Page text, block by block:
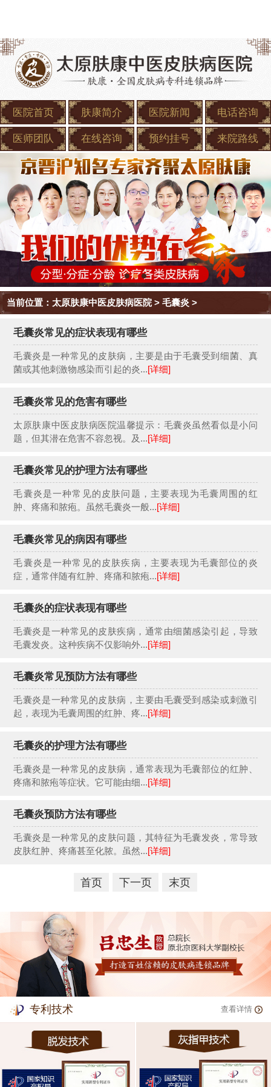
医院首页 肤康简介 医院新闻 电话咨询
医师团队 在线咨询 预约挂号 来院路线
当前位置： 太原肤康中医皮肤病医院>毛囊炎 >
毛囊炎常见的症状表现有哪些
毛囊炎是一种常见的皮肤病，主要是由于毛囊受到细菌、真
菌或其他刺激物感染而引起的炎...[详细]
毛囊炎常见的危害有哪些
太原肤康中医皮肤病医院温馨提示：毛囊炎虽然看似是小问
题，但其潜在危害不容忽视。及...[详细]
毛囊炎常见的护理方法有哪些
毛囊炎是一种常见的皮肤问题，主要表现为毛囊周围的红
肿、疼痛和脓疱。虽然毛囊炎一般...[详细]
毛囊炎常见的病因有哪些
毛囊炎是一种常见的皮肤疾病，主要表现为毛囊部位的炎
症，通常伴随有红肿、疼痛和脓疱...[详细]
毛囊炎的症状表现有哪些
毛囊炎是一种常见的皮肤疾病，通常由细菌感染引起，导致
毛囊发炎。这种疾病不仅影响外...[详细]
毛囊炎常见预防方法有哪些
毛囊炎是一种常见的皮肤病，主要由毛囊受到感染或刺激引
起，表现为毛囊周围的红肿、疼...[详细]
毛囊炎的护理方法有哪些
毛囊炎是一种常见的皮肤病，通常表现为毛囊部位的红肿、
疼痛和脓疱等症状。它可能由细...[详细]
毛囊炎预防方法有哪些
毛囊炎是一种常见的皮肤问题，其特征为毛囊发炎，常导致
皮肤红肿、疼痛甚至化脓。虽然...[详细]
首页 下一页 末页
专利技术 查看详情